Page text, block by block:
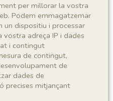
per millorar la vostra
Podem emmagatzemar
un dispositiu i processar
vostra adreça IP i dades
i contingut
de contingut,
de
dades de
precises mitjançant